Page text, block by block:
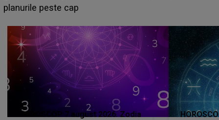
sa: "I-am spus și ei în față, eu nu te iubesc pentru
HOROSCOP 7 august 2026. Zodia